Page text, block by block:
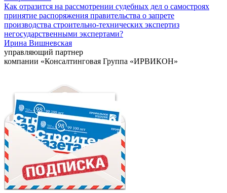
Как отразится на рассмотрении судебных дел о самостроях
принятие распоряжения правительства о запрете
производства строительно-технических экспертиз
негосударственными экспертами?
Ирина Вишневская
управляющий партнер
компании «Консалтинговая Группа «ИРВИКОН»